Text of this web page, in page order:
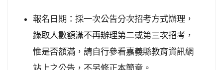
報名日期：採一次公告分次招考方式辦理，
錄取人數額滿不再辦理第二或第三次招考，
惟是否額滿，請自行參看嘉義縣教育資訊網